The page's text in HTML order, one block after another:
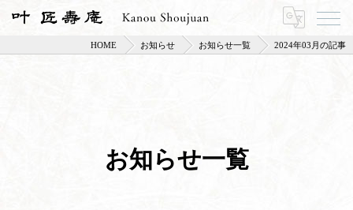
HOME お知らせ お知らせ一覧 2024年03月の記事
お知らせ一覧